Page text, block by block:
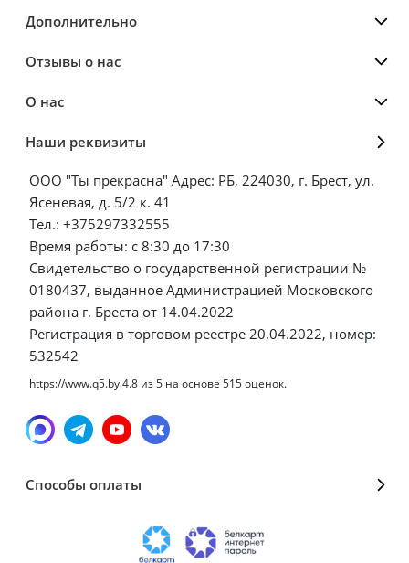
Дополнительно
Отзывы о нас
О нас
Наши реквизиты
ООО "Ты прекрасна" Адрес: РБ, 224030, г. Брест, ул.
Ясеневая, д. 5/2 к. 41
Тел.: +375297332555
Время работы: с 8:30 до 17:30
Свидетельство о государственной регистрации №
0180437, выданное Администрацией Московского
района г. Бреста от 14.04.2022
Регистрация в торговом реестре 20.04.2022, номер:
532542
https://www.q5.by4.8 из5 на основе 515оценок.
Способы оплаты